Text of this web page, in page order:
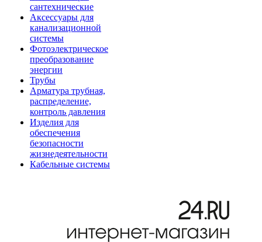
сантехнические
Аксессуары для
канализационной
системы
Фотоэлектрическое
преобразование
энергии
Трубы
Арматура трубная,
распределение,
контроль давления
Изделия для
обеспечения
безопасности
жизнедеятельности
Кабельные системы